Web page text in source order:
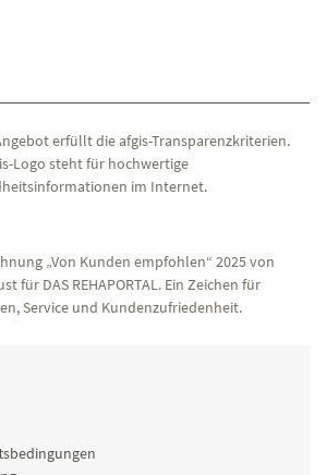
erfüllt die afgis-Transparenzkriterien.
Logo steht für hochwertige
im Internet.
„Von Kunden empfohlen“ 2025 von
für DAS REHAPORTAL. Ein Zeichen für
Service und Kundenzufriedenheit.